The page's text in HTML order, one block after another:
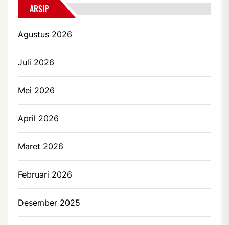
ARSIP
Agustus 2026
Juli 2026
Mei 2026
April 2026
Maret 2026
Februari 2026
Desember 2025